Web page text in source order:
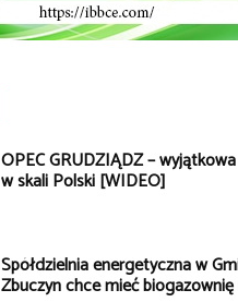
OPEC GRUDZIĄDZ –
w skali Polski [WIDEO]
Spółdzielnia energetyczna w
Zbuczyn chce mieć